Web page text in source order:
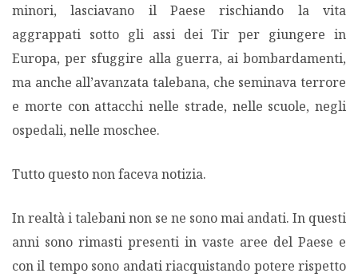
minori, lasciavano il Paese rischiando la vita
aggrappati sotto gli assi dei Tir per giungere in
Europa, per sfuggire alla guerra, ai bombardamenti,
ma anche all’avanzata talebana, che seminava terrore
e morte con attacchi nelle strade, nelle scuole, negli
ospedali, nelle moschee.
Tutto questo non faceva notizia.
In realtà i talebani non se ne sono mai andati. In questi
anni sono rimasti presenti in vaste aree del Paese e
con il tempo sono andati riacquistando potere rispetto